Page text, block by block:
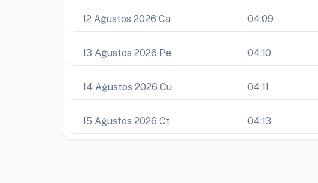
12 Ağustos 2026 Ca 04:09
13 Ağustos 2026 Pe 04:10
14 Ağustos 2026 Cu 04:11
15 Ağustos 2026 Ct 04:13